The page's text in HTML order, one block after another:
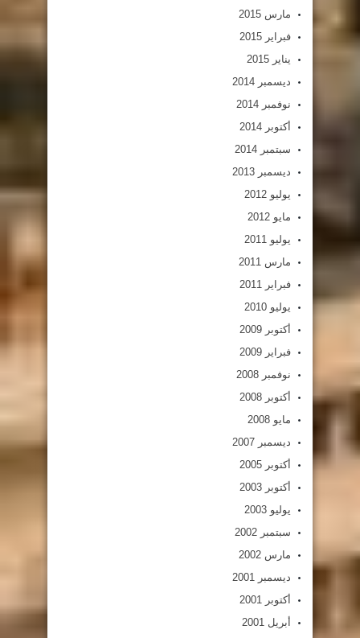
مارس 2015
فبراير 2015
يناير 2015
ديسمبر 2014
نوفمبر 2014
أكتوبر 2014
سبتمبر 2014
ديسمبر 2013
يوليو 2012
مايو 2012
يوليو 2011
مارس 2011
فبراير 2011
يوليو 2010
أكتوبر 2009
فبراير 2009
نوفمبر 2008
أكتوبر 2008
مايو 2008
ديسمبر 2007
أكتوبر 2005
أكتوبر 2003
يوليو 2003
سبتمبر 2002
مارس 2002
ديسمبر 2001
أكتوبر 2001
أبريل 2001